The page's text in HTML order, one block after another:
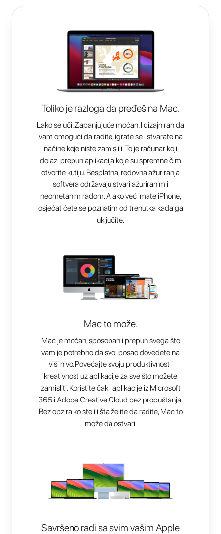
Toliko je razloga da pređeš na Mac.
Lako se uči. Zapanjujuće moćan. I dizajniran da
vam omogući da radite, igrate se i stvarate na
načine koje niste zamislili. To je računar koji
dolazi prepun aplikacija koje su spremne čim
otvorite kutiju. Besplatna, redovna ažuriranja
softvera održavaju stvari ažuriranim i
neometanim radom. A ako već imate iPhone,
osjećat ćete se poznatim od trenutka kada ga
uključite.
Mac to može.
Mac je moćan, sposoban i prepun svega što
vam je potrebno da svoj posao dovedete na
viši nivo. Povećajte svoju produktivnost i
kreativnost uz aplikacije za sve što možete
zamisliti. Koristite čak i aplikacije iz Microsoft
365 i Adobe Creative Cloud bez propuštanja.
Bez obzira ko ste ili šta želite da radite, Mac to
može da ostvari.
Savršeno radi sa svim vašim Apple